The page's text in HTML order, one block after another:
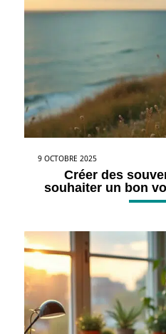
9 OCTOBRE 2025
Créer des
souhaiter un bon